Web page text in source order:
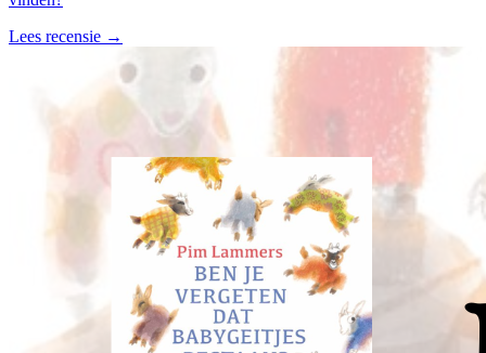
Lees recensie →